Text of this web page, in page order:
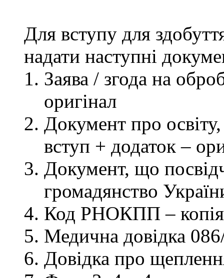
Для вступу для
надати наступні
Заява / згода на
оригінал
Документ про освіту,
вступ + додаток –
Документ, що
громадянство
Код РНОКПП – копія
Медична довідка
Довідка про